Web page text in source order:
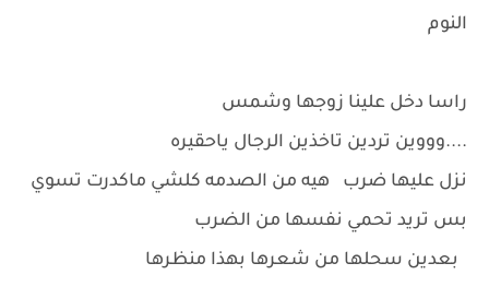
النوم
راسا دخل علينا زوجها وشمس
....وووين تردين تاخذين الرجال ياحقيره
نزل عليها ضرب هيه من الصدمه كلشي ماكدرت تسوي
بس تريد تحمي نفسها من الضرب
بعدين سحلها من شعرها بهذا منظرها